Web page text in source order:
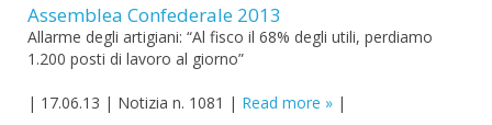
Assemblea Confederale 2013
Allarme degli artigiani: “Al fisco il 68% degli utili, perdiamo
1.200 posti di lavoro al giorno”
| 17.06.13 | Notizia n. 1081 | Read more |